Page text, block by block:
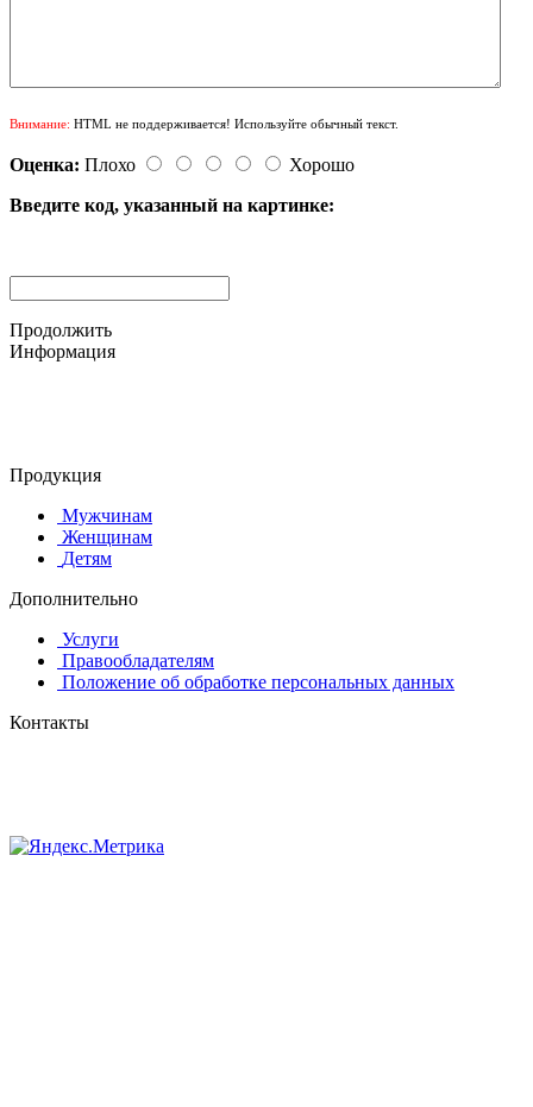
Внимание: HTML не поддерживается! Используйте обычный текст.
Оценка: Плохо
Хорошо
Введите код, указанный на картинке:
Продолжить
Информация
Продукция
Мужчинам
Женщинам
Детям
Дополнительно
Услуги
Правообладателям
Положение об обработке персональных данных
Контакты